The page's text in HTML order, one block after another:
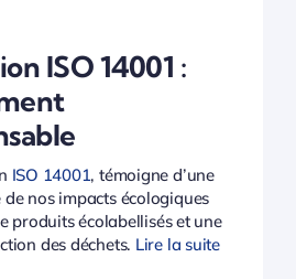
ISO 14001 :
ISO 14001, témoigne d’une
nos impacts écologiques
produits écolabellisés et une
des déchets. Lire la suite